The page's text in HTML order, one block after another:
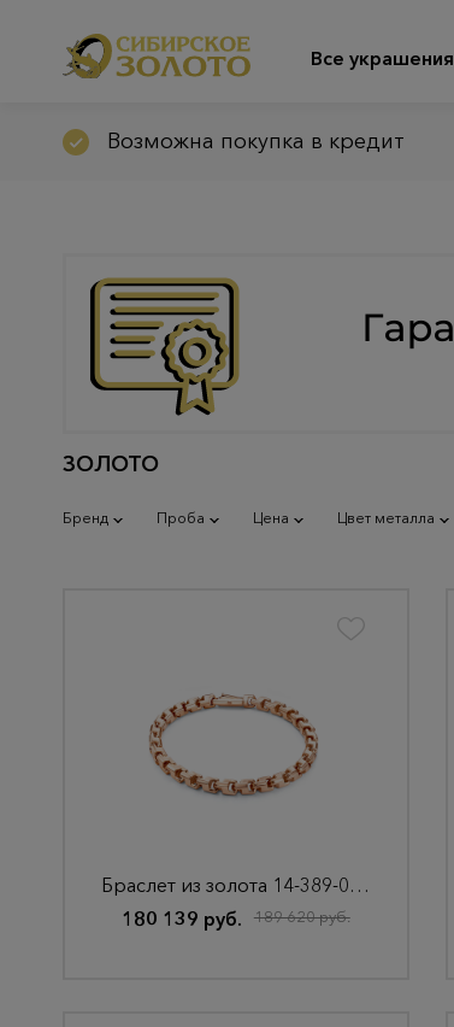
Все украшения
Возможна покупка в кредит
ЗОЛОТО
Бренд Проба Цена Цвет металла
Браслет из золота 14-389-000-4К
180 139 руб.
189 620 руб.